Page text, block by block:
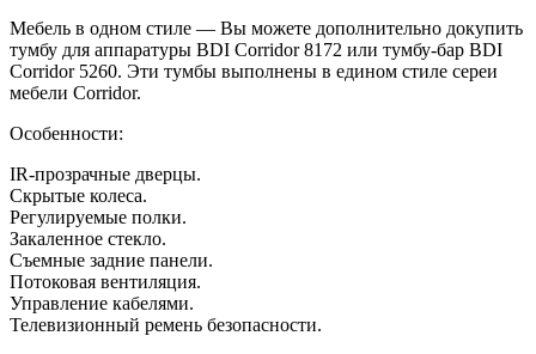
Мебель в одном стиле — Вы можете дополнительно докупить
тумбу для аппаратуры BDI Corridor 8172 или тумбу-бар BDI
Corridor 5260. Эти тумбы выполнены в едином стиле сереи
мебели Corridor.
Особенности:
IR-прозрачные дверцы.
Скрытые колеса.
Регулируемые полки.
Закаленное стекло.
Съемные задние панели.
Потоковая вентиляция.
Управление кабелями.
Телевизионный ремень безопасности.